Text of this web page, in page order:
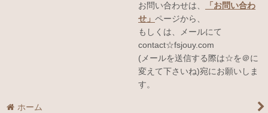
お問い合わせは、
「お問い合わ
せ」 ページから、
もしくは、メールにて
contact☆fsjouy.com
(メールを送信する際は☆を＠に
変えて下さいね)宛にお願いしま
す。
ホーム